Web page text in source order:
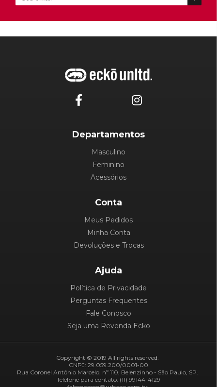
Departamentos
Masculino
Feminino
Acessórios
Conta
Meus Pedidos
Minha Conta
Devoluções e Trocas
Ajuda
Política de Privacidade
Perguntas Frequentes
Fale Conosco
Seja uma Revenda Ecko
Copyright © 2019 All rights reserved.
CNPJ: 29.059.200/0001-00
Rua Coronel Antônio Marcelo, nº 110, Belenzinho - São Paulo, SP.
Telefone para contato: (11) 99144-4129